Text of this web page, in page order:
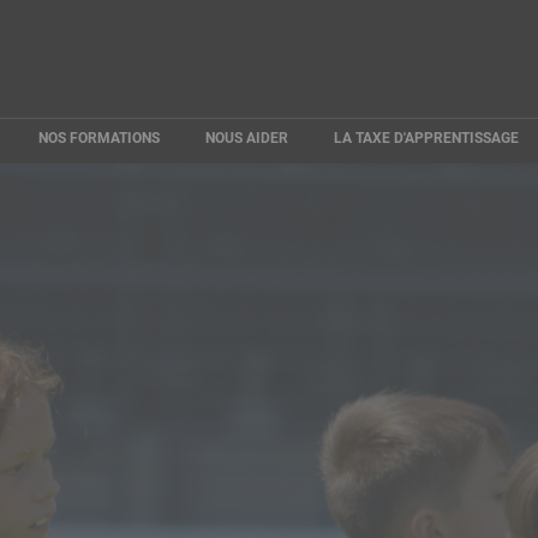
NOS FORMATIONS NOUS AIDER LA TAXE D'APPRENTISSAGE